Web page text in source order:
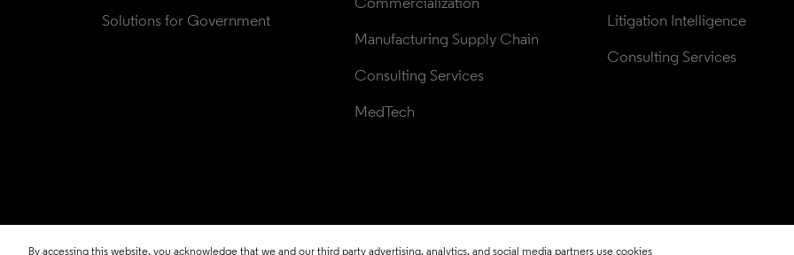
Solutions for Government
Manufacturing Supply Chain
Consulting Services
MedTech
Litigation Intelligence
Consulting Services
By accessing this website, you acknowledge that we and our third party advertising, analytics, and social media partners use cookies